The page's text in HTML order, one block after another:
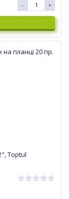
- +
Toptul